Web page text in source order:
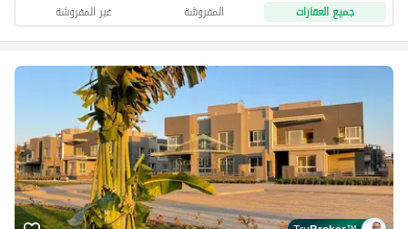
جميع العقارات المفروشة غير المفروشة